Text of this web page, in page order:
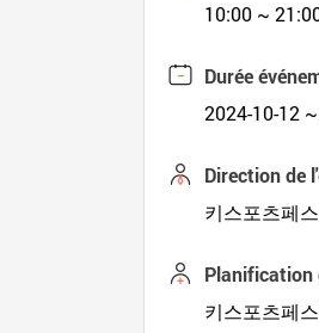
10:00 ~
Durée
2024-10-12
Direction de
키스포츠페
Planification
키스포츠페